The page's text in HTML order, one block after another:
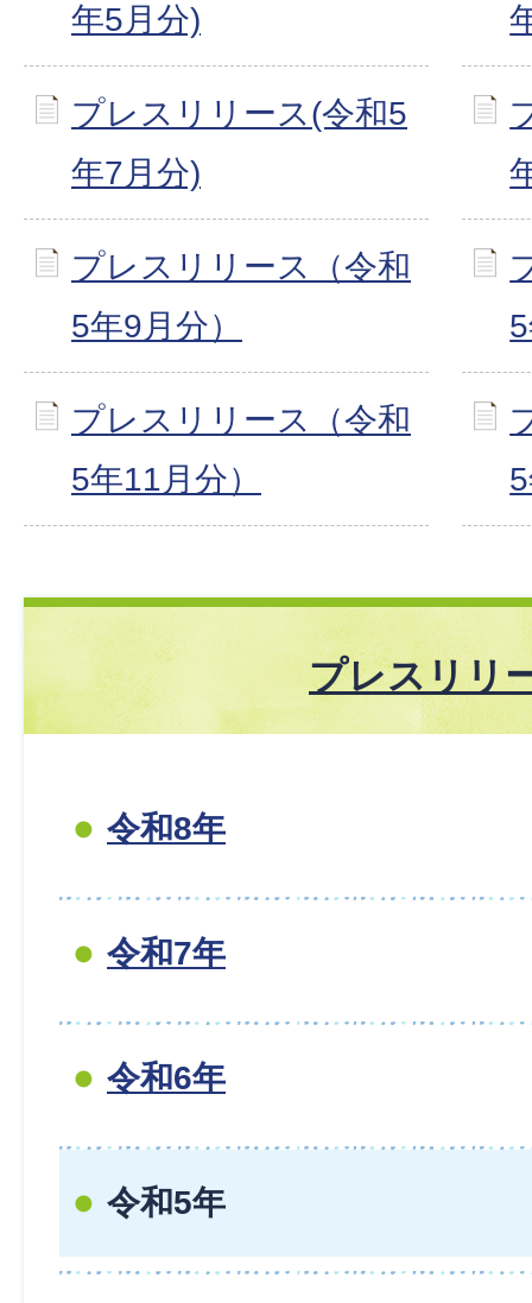
年5月分)
プレスリリース(令和5
年7月分)
プレスリリース（令和
5年9月分）
プレスリリース（令和
5年11月分）
プレスリリ
令和8年
令和7年
令和6年
令和5年